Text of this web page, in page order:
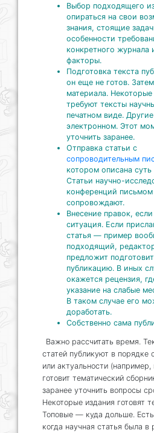
Выбор подходящего
опираться на свои
знания, стоящие
особенности
конкретного журнала
факторы.
Подготовка текста
он еще не готов.
материала.
требуют тексты
печатном виде.
электронном. Этот
уточнить заранее.
Отправка статьи с
сопроводительным
котором описана суть
Статьи научно-
конференций письмом
сопровождают.
Внесение правок,
ситуация. Если
статья — пример
подходящий,
предложит
публикацию. В иных
окажется рецензия,
указание на слабые
В таком случае его
доработать.
Собственно сама
Важно рассчитать время.
статей публикуют в порядке
или актуальности
готовит тематический
заранее уточнить вопросы
Некоторые издания готовят
Топовые — куда дольше.
когда научная статья была в